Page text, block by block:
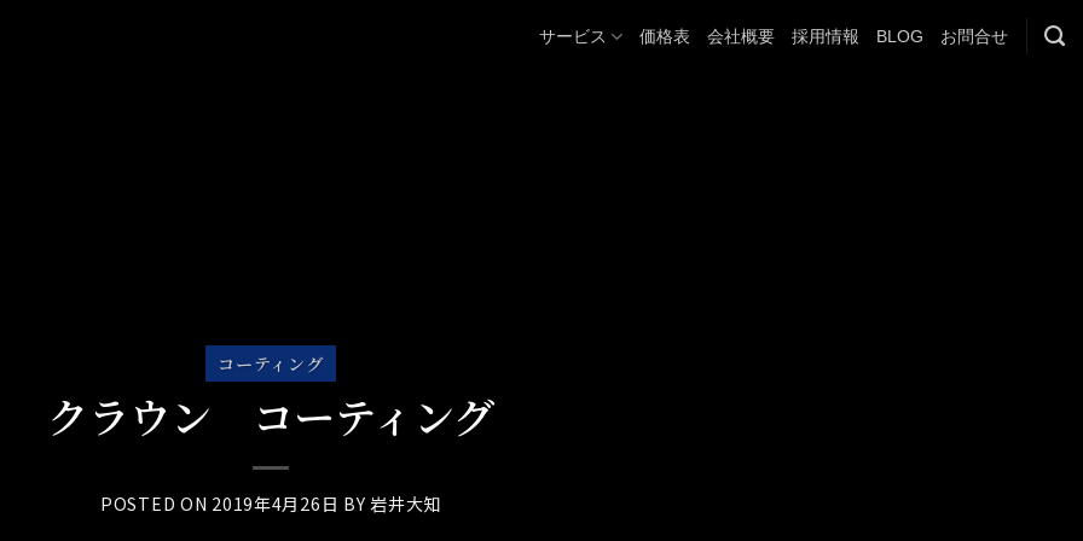
サービス 価格表 会社概要 採用情報 BLOG お問合せ
コーティング
クラウン コーティング
POSTED ON 2019年4月26日 BY岩井大知